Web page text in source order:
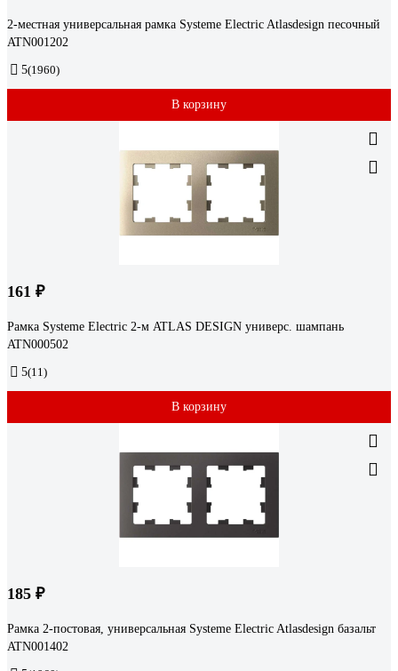
2-местная универсальная рамка Systeme Electric Atlasdesign песочный
ATN001202
5(1960)
В корзину
161 ₽
Рамка Systeme Electric 2-м ATLAS DESIGN универс. шампань
ATN000502
5(11)
В корзину
185 ₽
Рамка 2-постовая, универсальная Systeme Electric Atlasdesign базальт
ATN001402